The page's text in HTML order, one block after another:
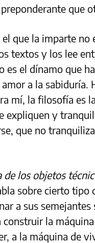
que
que la imparte
textos y los lee
es el dínamo que
a la sabiduría.
mí, la filosofía es
expliquen y
que no
de los objetos
sobre cierto tipo
a sus
la
a la máquina de